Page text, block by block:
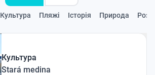
Культура Пляжі Історія Природа
Культура
Stará medina